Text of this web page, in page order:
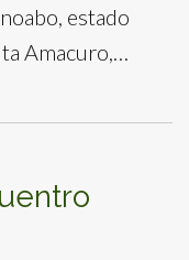
estado
Amacuro,…